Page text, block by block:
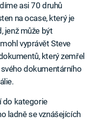
asi 70 druhů
na ocase, který je
jenž může být
vyprávět Steve
který zemřel
dokumentárního
do kategorie
ladně se vznášejících